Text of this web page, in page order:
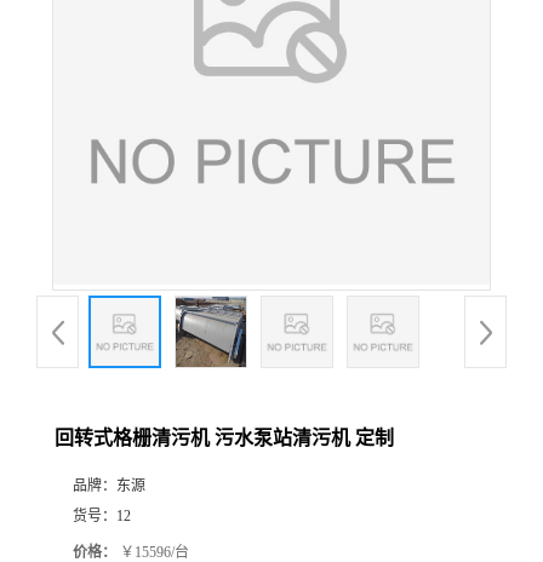
回转式格栅清污机 污水泵站清污机 定制
品牌： 东源
货号： 12
价格： ￥15596/台